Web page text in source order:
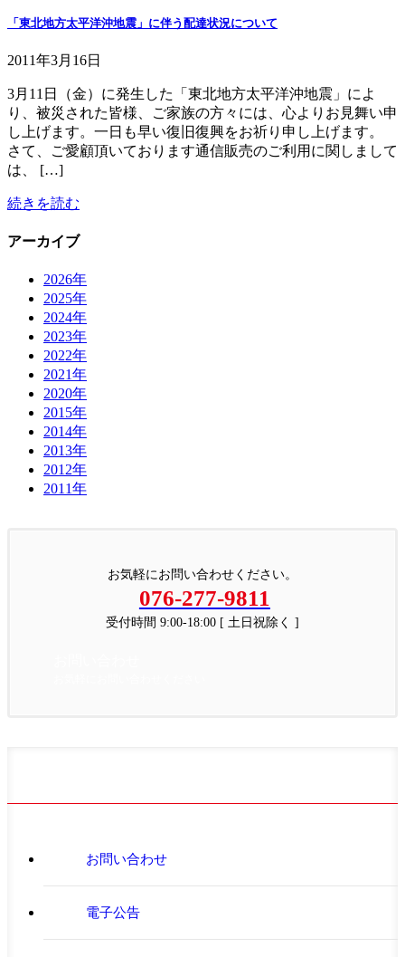
「東北地方太平洋沖地震」に伴う配達状況について
2011年3月16日
3月11日（金）に発生した「東北地方太平洋沖地震」によ
り、被災された皆様、ご家族の方々には、心よりお見舞い申
し上げます。一日も早い復旧復興をお祈り申し上げます。
さて、ご愛顧頂いております通信販売のご利用に関しまして
は、 […]
続きを読む
アーカイブ
2026年
2025年
2024年
2023年
2022年
2021年
2020年
2015年
2014年
2013年
2012年
2011年
お気軽にお問い合わせください。
076-277-9811
受付時間 9:00-18:00 [ 土日祝除く ]
お問い合わせ
電子公告